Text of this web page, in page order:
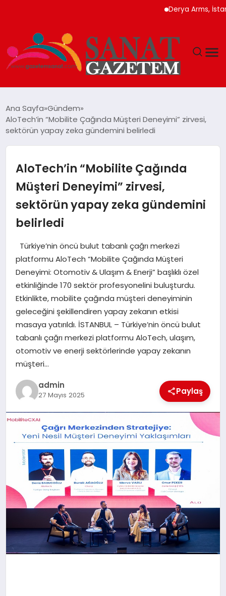
Derya Arms, İstanbul
TEKNOLOJI
YAŞAM
SAĞLIK
DÜNYA
EĞITIM
Ana Sayfa Gündem
AloTech’in “Mobilite Çağında Müşteri Deneyimi” zirvesi,
sektörün yapay zeka gündemini belirledi
AloTech’in “Mobilite Çağında
Müşteri Deneyimi” zirvesi,
sektörün yapay zeka gündemini
belirledi
Türkiye’nin öncü bulut tabanlı çağrı merkezi
platformu AloTech “Mobilite Çağında Müşteri
Deneyimi: Otomotiv & Ulaşım & Enerji” başlıklı özel
etkinliğinde 170 sektör profesyonelini buluşturdu.
Etkinlikte, mobilite çağında müşteri deneyiminin
geleceğini şekillendiren yapay zekanın etkisi
masaya yatırıldı. İSTANBUL – Türkiye’nin öncü bulut
tabanlı çağrı merkezi platformu AloTech, ulaşım,
otomotiv ve enerji sektörlerinde yapay zekanın
müşteri…
admin
27 Mayıs 2025 Paylaş